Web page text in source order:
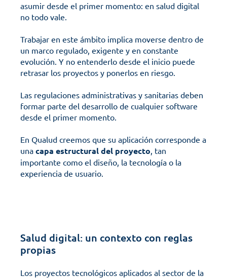
asumir desde el primer momento: en salud digital
no todo vale.
Trabajar en este ámbito implica moverse dentro de
un marco regulado, exigente y en constante
evolución. Y no entenderlo desde el inicio puede
retrasar los proyectos y ponerlos en riesgo.
Las regulaciones administrativas y sanitarias deben
formar parte del desarrollo de cualquier software
desde el primer momento.
En Qualud creemos que su aplicación corresponde a
una capa estructural del proyecto, tan
importante como el diseño, la tecnología o la
experiencia de usuario.
Salud digital: un contexto con reglas
propias
Los proyectos tecnológicos aplicados al sector de la